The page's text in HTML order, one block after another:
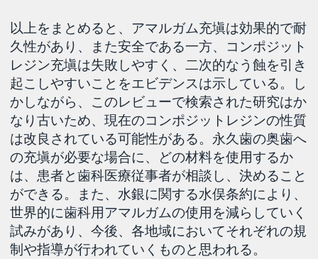
以上をまとめると、アマルガム充塡は効果的で耐
久性があり、また安全である一方、コンポジット
レジン充塡は失敗しやすく、二次的なう蝕を引き
起こしやすいことをエビデンスは示している。し
かしながら、このレビューで検索された研究はか
なり古いため、現在のコンポジットレジンの性質
は改良されている可能性がある。永久歯の奥歯へ
の充塡が必要な場合に、どの材料を使用するか
は、患者と歯科医療従事者が相談し、決めること
ができる。また、水銀に関する水俣条約により、
世界的に歯科用アマルガムの使用を減らしていく
試みがあり、今後、各地域においてそれぞれの規
制や指導が行われていくものと思われる。